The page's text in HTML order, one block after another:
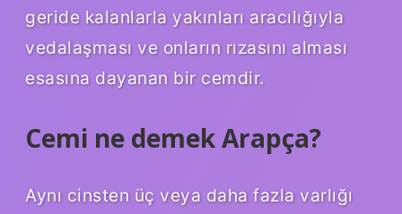
geride kalanlarla yakınları aracılığıyla
vedalaşması ve onların rızasını alması
esasına dayanan bir cemdir.
Cemi ne demek Arapça?
Aynı cinsten üç veya daha fazla varlığı